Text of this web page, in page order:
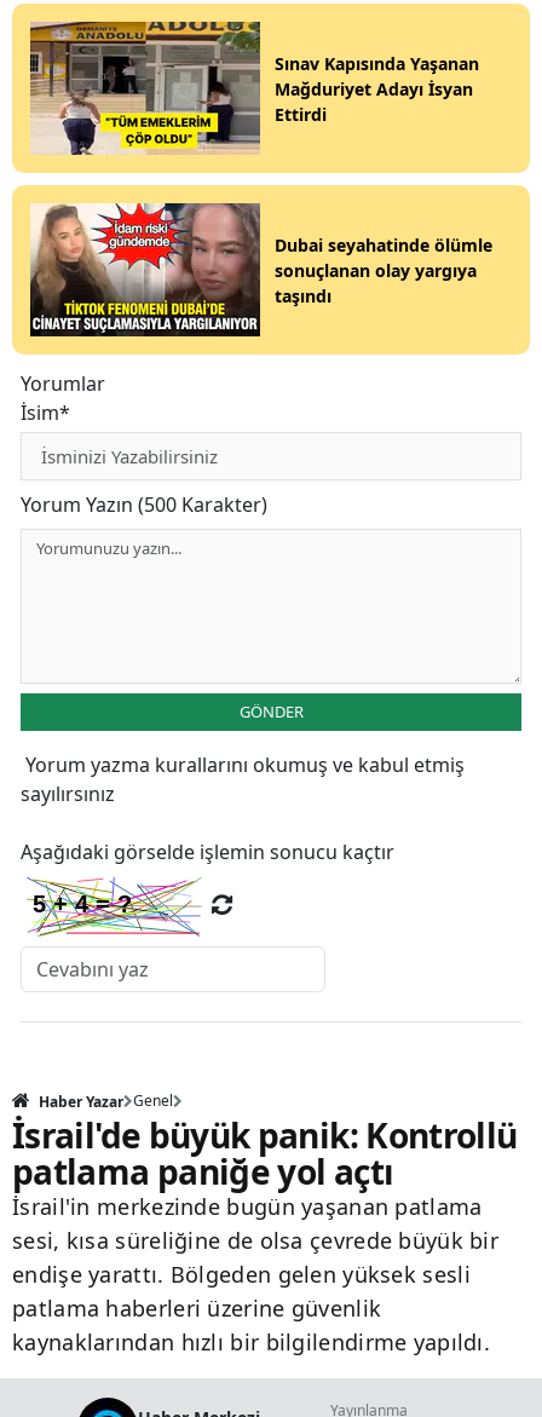
Sınav Kapısında Yaşanan
Mağduriyet Adayı İsyan
Ettirdi
Dubai seyahatinde ölümle
sonuçlanan olay yargıya
taşındı
Yorumlar
İsim*
Yorum Yazın (500 Karakter)
GÖNDER
Yorum yazma kurallarını okumuş ve kabul etmiş
sayılırsınız
Aşağıdaki görselde işlemin sonucu kaçtır
Haber Yazar Genel
İsrail'de büyük panik: Kontrollü
patlama paniğe yol açtı
İsrail'in merkezinde bugün yaşanan patlama
sesi, kısa süreliğine de olsa çevrede büyük bir
endişe yarattı. Bölgeden gelen yüksek sesli
patlama haberleri üzerine güvenlik
kaynaklarından hızlı bir bilgilendirme yapıldı.
Yayınlanma